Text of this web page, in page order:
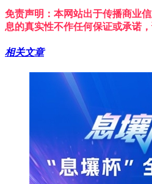
免责声明：本网站出于传播商业
息的真实性不作任何保证或承诺
相关文章